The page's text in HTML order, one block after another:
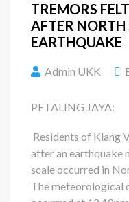
TREMORS
AFTER
EARTHQUAKE
Admin UKK
PETALING JAYA:
Residents of Klang
after an earthquake
scale occurred in
The meteorological